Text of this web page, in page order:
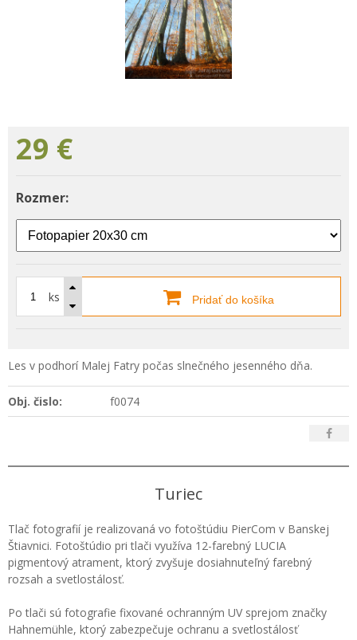
29 €
Rozmer:
ks Pridať do košíka
Les v podhorí Malej Fatry počas slnečného jesenného dňa.
Obj. čislo: f0074
Turiec
Tlač fotografií je realizovaná vo fotoštúdiu PierCom v Banskej
Štiavnici. Fotoštúdio pri tlači využíva 12-farebný LUCIA
pigmentový atrament, ktorý zvyšuje dosiahnuteľný farebný
rozsah a svetlostálosť.
Po tlači sú fotografie fixované ochranným UV sprejom značky
Hahnemühle, ktorý zabezpečuje ochranu a svetlostálosť